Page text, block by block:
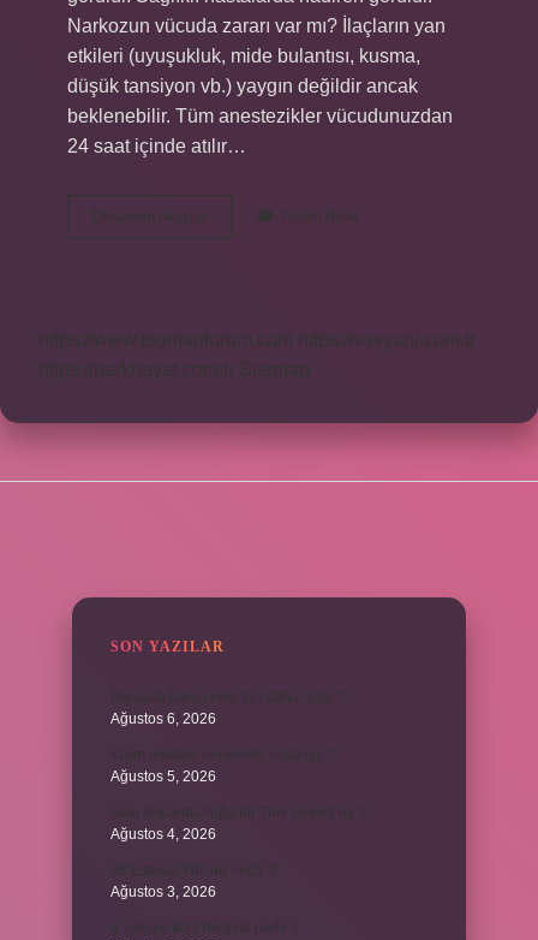
Narkozun vücuda zararı var mı? İlaçların yan
etkileri (uyuşukluk, mide bulantısı, kusma,
düşük tansiyon vb.) yaygın değildir ancak
beklenebilir. Tüm anestezikler vücudunuzdan
24 saat içinde atılır…
Devamını okuyun
Anestezinin
Riskleri
Yorum Bırak
https://www.teomanforum.com
https://vavyapi.com.tr
https://parkhayat.com.tr
Sitemap
SON YAZILAR
Ağustos 6, 2026
Ağustos 5, 2026
Ağustos 4, 2026
Ağustos 3, 2026